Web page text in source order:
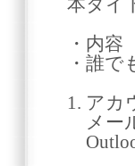
本タイ
・内容
・誰で
1. アカ
メー